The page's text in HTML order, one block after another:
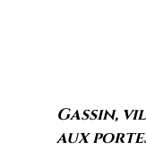
gassin, villa, vue mer de l'étage,
aux